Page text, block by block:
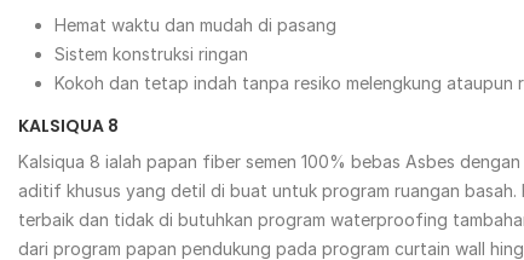
Hemat waktu dan mudah di pasang
Sistem konstruksi ringan
Kokoh dan tetap indah tanpa resiko melengkung ataupun
KALSIQUA 8
Kalsiqua 8 ialah papan fiber semen 100% bebas Asbes
aditif khusus yang detil di buat untuk program ruangan
terbaik dan tidak di butuhkan program waterproofing
dari program papan pendukung pada program curtain wall